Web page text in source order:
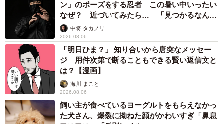
ン」のポーズをする忍者 この暑い中いったい
なぜ？ 近づいてみたら… 「見つかるなんて
未熟」中将 タカノリ
2026.08.06
「明日ひま？」 知り合いから唐突なメッセー
ジ 用件次第で断ることもできる賢い返信文と
は？【漫画】
海川 まこと
2026.08.06
飼い主が食べているヨーグルトをもらえなかっ
た犬さん、爆裂に拗ねた顔がかわいすぎ「鼻息